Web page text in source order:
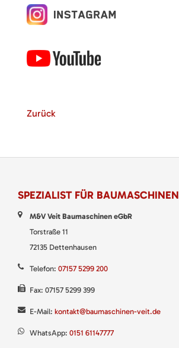
Zurück
SPEZIALIST FÜR BAUMASCHINEN
M&V Veit Baumaschinen eGbR
Torstraße 11
72135 Dettenhausen
Telefon: 07157 5299 200
Fax: 07157 5299 399
E-Mail: kontakt@baumaschinen-veit.de
WhatsApp: 0151 61147777